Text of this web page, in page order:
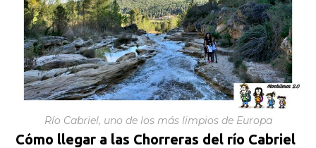
Río Cabriel, uno de los más limpios de Europa
Cómo llegar a las Chorreras del río Cabriel